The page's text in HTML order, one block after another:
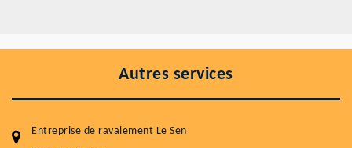
Autres services
Entreprise de ravalement Le Sen